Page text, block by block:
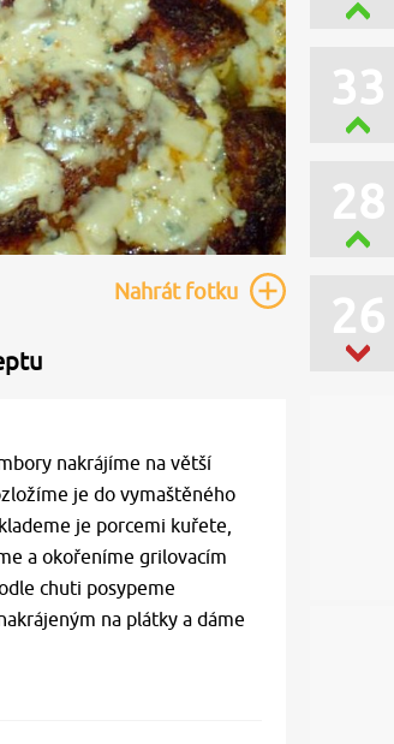
Nahrátfotku
nakrájíme na větší
je do vymaštěného
je porcemi kuřete,
a okořeníme grilovacím
chuti posypeme
na plátky a dáme
33
26
28